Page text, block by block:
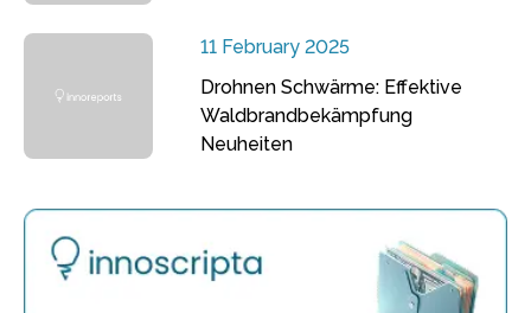
11 February 2025
Drohnen Schwärme: Effektive
Waldbrandbekämpfung
Neuheiten